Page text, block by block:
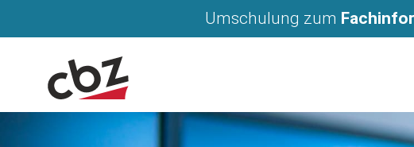
Berufliche Neuorientierung im
Umschulung zum